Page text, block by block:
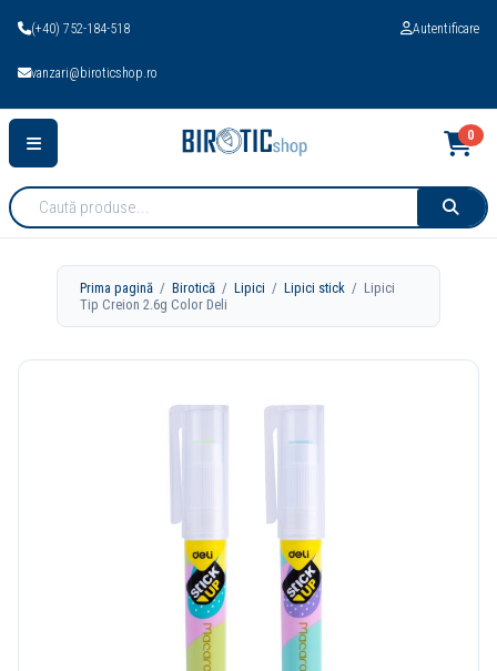
(+40) 752-184-518
vanzari@biroticshop.ro
Autentificare
Cauta
produse:
0
Prima pagină /Birotică /Lipici /Lipici stick / Lipici
Tip Creion 2.6g Color Deli